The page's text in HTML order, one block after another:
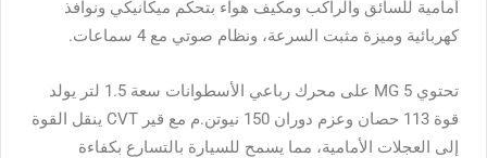
أمامية للسائق والراكب ومكيف هواء بتحكم ميكانيكي ونوافذ
كهربائية وميزة مثبت السرعة، ونظام صوتي مع 4 سماعات.
تحتوي MG 5 على محرك رباعي الأسطوانات سعة 1.5 لتر يولد
قوة 113 حصان وعزم دوران 150 نيوتن.م مع قير CVT ينقل القوة
إلى العجلات الأمامية، مما يسمح للسيارة بالتسارع بكفاءة